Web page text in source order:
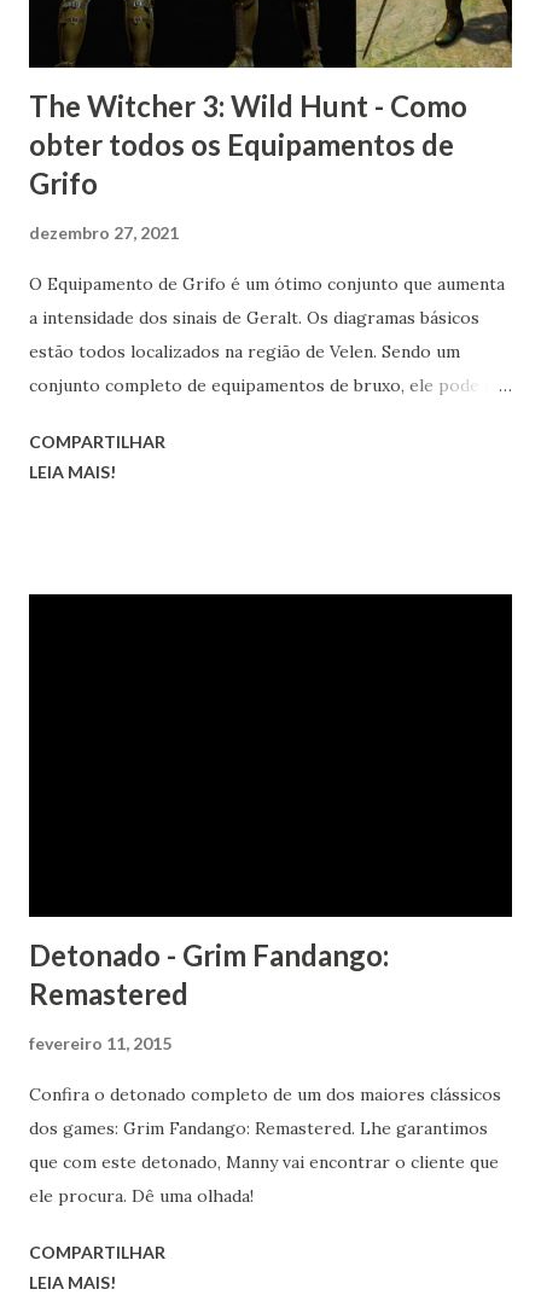
The Witcher 3: Wild Hunt - Como
obter todos os Equipamentos de
Grifo
dezembro 27, 2021
O Equipamento de Grifo é um ótimo conjunto que aumenta
a intensidade dos sinais de Geralt. Os diagramas básicos
estão todos localizados na região de Velen. Sendo um
conjunto completo de equipamentos de bruxo, ele pode ser
e grão-mestre.
COMPARTILHAR
LEIA MAIS!
Detonado - Grim Fandango:
Remastered
fevereiro 11, 2015
Confira o detonado completo de um dos maiores clássicos
dos games: Grim Fandango: Remastered. Lhe garantimos
que com este detonado, Manny vai encontrar o cliente que
ele procura. Dê uma olhada!
COMPARTILHAR
LEIA MAIS!